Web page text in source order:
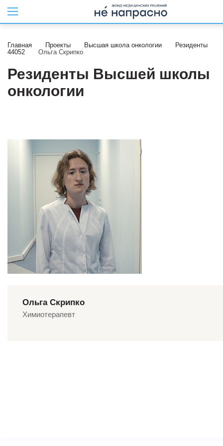
Главная Проекты Высшая школа онкологии
Резиденты
44052
Ольга Скрипко
Резиденты Высшей школы
онкологии
Ольга Скрипко
Химиотерапевт